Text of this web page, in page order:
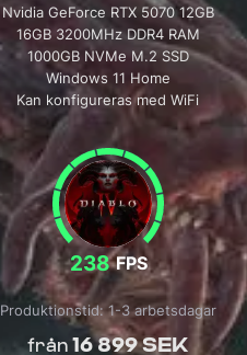
Nvidia GeForce RTX 5070 12GB
16GB 3200MHz DDR4 RAM
1000GB NVMe M.2 SSD
Windows 11 Home
Kan konfigureras med WiFi
238 FPS
från 16 899 SEK
Produktionstid: 1-3 arbetsdagar